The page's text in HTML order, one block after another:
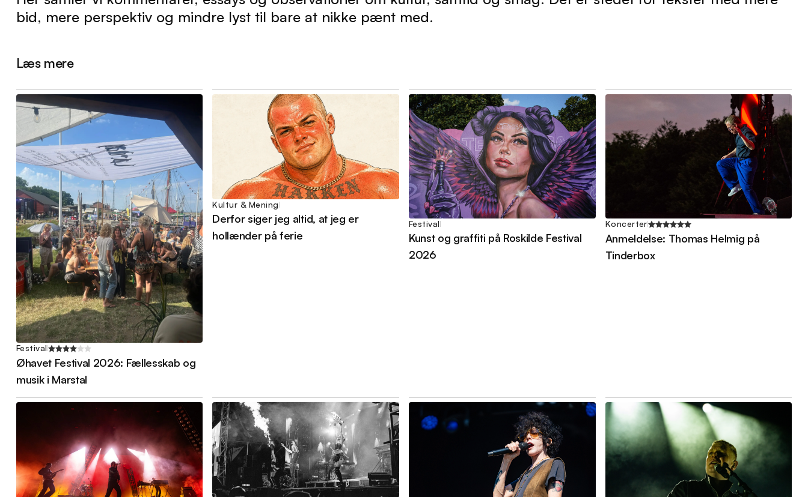
bid, mere perspektiv og mindre lyst til bare at nikke pænt med.
Læs mere
Festival
Øhavet Festival 2026: Fællesskab og
musik i Marstal
Kultur & Mening
Derfor siger jeg altid, at jeg er
hollænder på ferie
Festival
Kunst og graffiti på Roskilde Festival
2026
Koncerter
Anmeldelse: Thomas Helmig på
Tinderbox